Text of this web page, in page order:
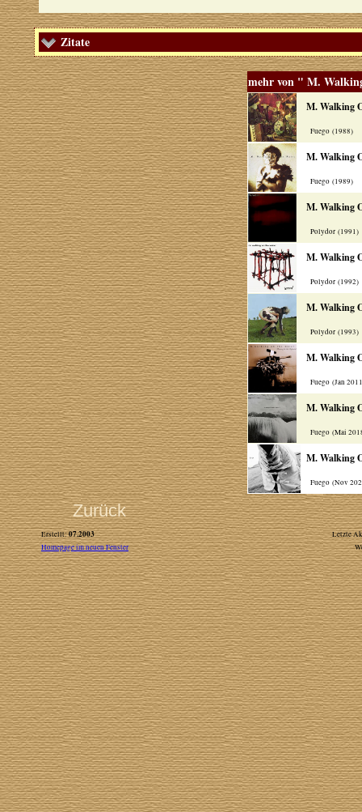
Zitate
mehr von " M.
M. Walking
Fuego (1988)
M. Walking
Fuego (1989)
M. Walking
Polydor (1991)
M. Walking
Polydor (1992)
M. Walking
Polydor (1993)
M. Walking
Fuego (Jan
M. Walking
Fuego (Mai
M. Walking
Fuego (Nov
Zurück
Erstellt:07.2003
Letzte
Homepage im neuen Fenster